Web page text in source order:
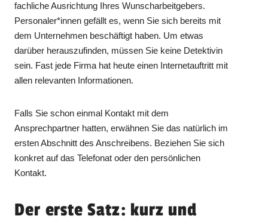
fachliche Ausrichtung Ihres Wunscharbeitgebers.
Personaler*innen gefällt es, wenn Sie sich bereits mit
dem Unternehmen beschäftigt haben. Um etwas
darüber herauszufinden, müssen Sie keine Detektivin
sein. Fast jede Firma hat heute einen Internetauftritt mit
allen relevanten Informationen.
Falls Sie schon einmal Kontakt mit dem
Ansprechpartner hatten, erwähnen Sie das natürlich im
ersten Abschnitt des Anschreibens. Beziehen Sie sich
konkret auf das Telefonat oder den persönlichen
Kontakt.
Der erste Satz: kurz und